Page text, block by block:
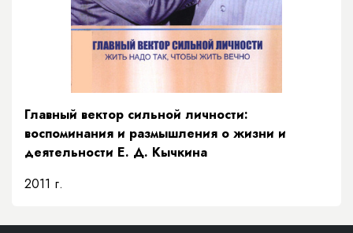
Главный вектор сильной личности:
воспоминания и размышления о жизни и
деятельности Е. Д. Кычкина
2011 г.